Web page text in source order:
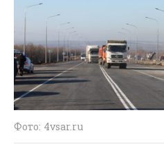
Фото: 4vsar.ru